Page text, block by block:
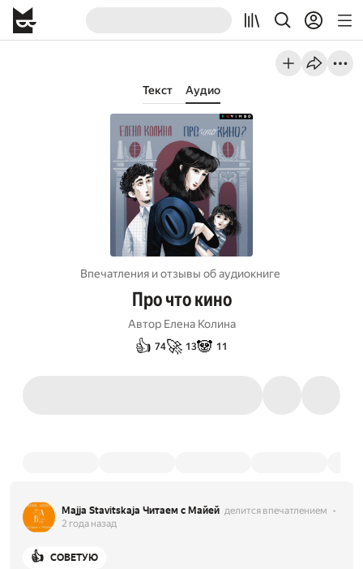
Текст Аудио
Впечатления и отзывы об aудиокниге
Про что кино
Автор Елена Колина
👍 74🚀 13🐼 11
Majja Stavitskaja Читаем с Майей делится впечатлением
2 года назад
👍 СОВЕТУЮ